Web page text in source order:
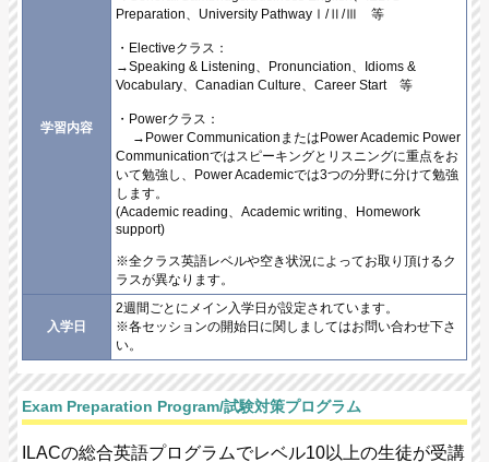
学習内容
Preparation、University PathwayⅠ/Ⅱ/Ⅲ 等
・Electiveクラス：
→Speaking & Listening、Pronunciation、Idioms &
Vocabulary、Canadian Culture、Career Start 等
・Powerクラス：
→Power CommunicationまたはPower Academic Power
Communicationではスピーキングとリスニングに重点をお
いて勉強し、Power Academicでは3つの分野に分けて勉強
します。
(Academic reading、Academic writing、Homework
support)
※全クラス英語レベルや空き状況によってお取り頂けるク
ラスが異なります。
入学日
2週間ごとにメイン入学日が設定されています。
※各セッションの開始日に関しましてはお問い合わせ下さ
い。
Exam Preparation Program/試験対策プログラム
ILACの総合英語プログラムでレベル10以上の生徒が受講